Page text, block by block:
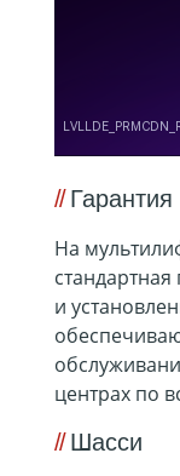
Гарантия
На
и
центрах по
Шасси